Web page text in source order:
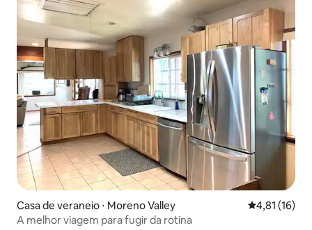
Casa de veraneio ⋅ Moreno Valley 4,81 de uma
4,81 (16)
A melhor viagem para fugir da rotina